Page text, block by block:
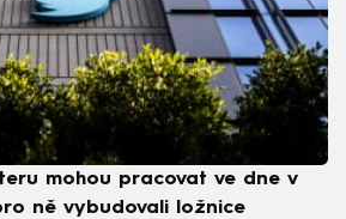
mohou pracovat ve dne v
ně vybudovali ložnice